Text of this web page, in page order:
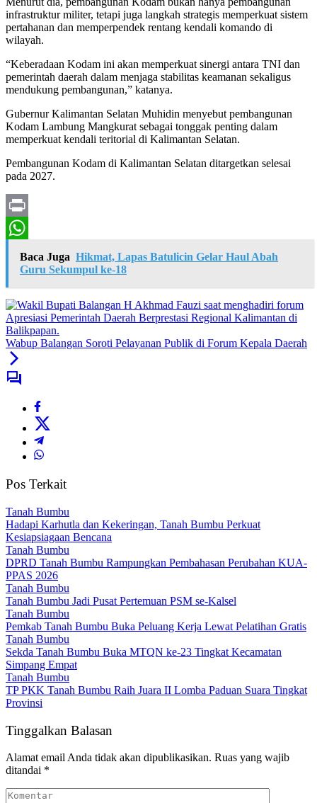
infrastruktur militer, tetapi juga langkah strategis memperkuat sistem
pertahanan dan memperpendek rentang kendali komando di
wilayah.
“Keberadaan Kodam ini akan memperkuat sinergi antara TNI dan
pemerintah daerah dalam menjaga stabilitas keamanan sekaligus
mendukung pembangunan,” katanya.
Gubernur Kalimantan Selatan Muhidin menyebut pembangunan
Kodam Lambung Mangkurat sebagai tonggak penting dalam
memperkuat kendali teritorial di Kalimantan Selatan.
Pembangunan Kodam di Kalimantan Selatan ditargetkan selesai
pada 2027.
Print
WhatsApp
Baca Juga Hikmat, Lapas Batulicin Gelar Haul Abah
Guru Sekumpul ke-18
Wabup Balangan Soroti Pelayanan Publik di Forum Kepala Daerah
Pos Terkait
Tanah Bumbu
Hadapi Karhutla dan Kekeringan, Tanah Bumbu Perkuat
Kesiapsiagaan Bencana
Tanah Bumbu
DPRD Tanah Bumbu Rampungkan Pembahasan Perubahan KUA-
PPAS 2026
Tanah Bumbu
Tanah Bumbu Jadi Pusat Pertemuan PSM se-Kalsel
Tanah Bumbu
Pemkab Tanah Bumbu Buka Peluang Kerja Lewat Pelatihan Gratis
Tanah Bumbu
Sekda Tanah Bumbu Buka MTQN ke-23 Tingkat Kecamatan
Simpang Empat
Tanah Bumbu
TP PKK Tanah Bumbu Raih Juara II Lomba Paduan Suara Tingkat
Provinsi
Tinggalkan Balasan
Alamat email Anda tidak akan dipublikasikan. Ruas yang wajib
ditandai *